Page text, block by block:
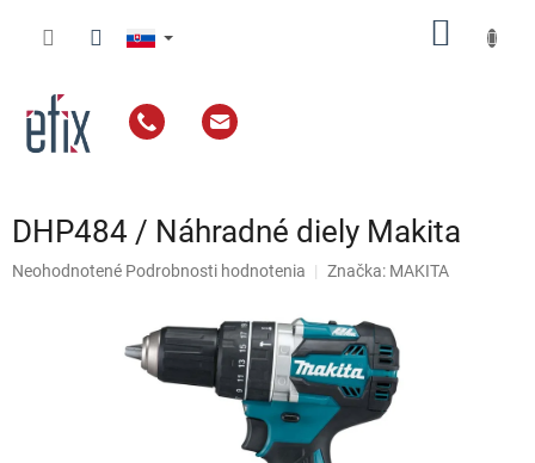
DHP484 / Náhradné diely Makita
Priemerné
Neohodnotené Podrobnosti hodnotenia Značka: MAKITA